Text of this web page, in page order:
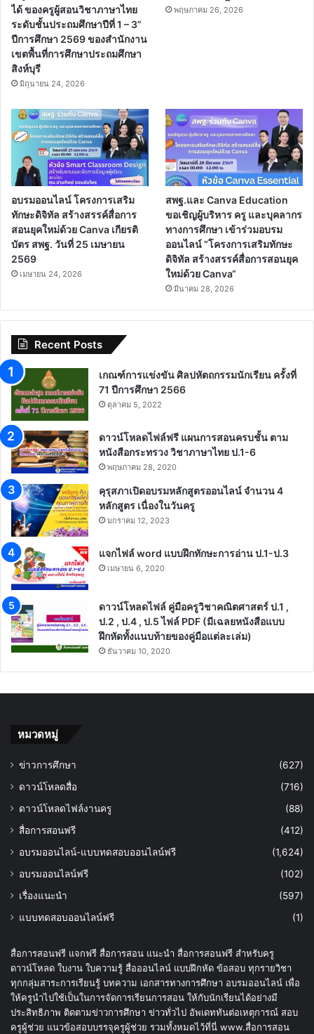
ได้ ของครูผู้สอนวิชาภาษาไทย
ระดับชั้นประถมศึกษาปีที่ 1 – 3”
ปีการศึกษา 2569 ของสำนักงาน
เขตพื้นที่การศึกษาประถมศึกษา
สิงห์บุรี
มิถุนายน 24, 2026
พฤษภาคม 26, 2026
อบรมออนไลน์ โครงการเสริม
ทักษะดิจิทัล สร้างสรรค์สื่อการ
สอนยุคใหม่ด้วย Canva เกียรติ
บัตร สพฐ. วันที่ 25 เมษายน
2569
เมษายน 24, 2026
สพฐ.และ Canva Education
ขอเชิญผู้บริหาร ครู และบุคลากร
ทางการศึกษา เข้าร่วมอบรม
ออนไลน์ “โครงการเสริมทักษะ
ดิจิทัล สร้างสรรค์สื่อการสอนยุค
ใหม่ด้วย Canva“
มีนาคม 28, 2026
Recent Posts
เกณฑ์การแข่งขัน ศิลปหัตถกรรมนักเรียน ครั้งที่
71 ปีการศึกษา 2566
ตุลาคม 5, 2022
ดาวน์โหลดไฟล์ฟรี แผนการสอนครบชั้น ตาม
หนังสือกระทรวง วิชาภาษาไทย ป.1-6
พฤษภาคม 28, 2020
คุรุสภาเปิดอบรมหลักสูตรออนไลน์ จำนวน 4
หลักสูตร เนื่องในวันครู
มกราคม 12, 2023
แจกไฟล์ word แบบฝึกทักษะการอ่าน ป.1-ป.3
เมษายน 6, 2020
ดาวน์โหลดไฟล์ คู่มือครูวิชาคณิตศาสตร์ ป.1 ,
ป.2 , ป.4 , ป.5 ไฟล์ PDF (มีเฉลยหนังสือแบบ
ฝึกหัดทั้งแนบท้ายของคู่มือแต่ละเล่ม)
ธันวาคม 10, 2020
หมวดหมู่
ข่าวการศึกษา
(627)
ดาวน์โหลดสื่อ
(716)
ดาวน์โหลดไฟล์งานครู
(88)
สื่อการสอนฟรี
(412)
อบรมออนไลน์-แบบทดสอบออนไลน์ฟรี
(1,624)
อบรมออนไลน์ฟรี
(102)
เรื่องแนะนำ
(597)
แบบทดสอบออนไลน์ฟรี
(1)
สื่อการสอนฟรี แจกฟรี สื่อการสอน แนะนำ สื่อการสอนฟรี สำหรับครู
ดาวน์โหลด ใบงาน ใบความรู้ สื่อออนไลน์ แบบฝึกหัด ข้อสอบ ทุกรายวิชา
ทุกกลุ่มสาระการเรียนรู้ บทความ เอกสารทางการศึกษา อบรมออนไลน์ เพื่อ
ให้ครูนำไปใช้เป็นในการจัดการเรียนการสอน ให้กับนักเรียนได้อย่างมี
ประสิทธิภาพ ติดตามข่าวการศึกษา ข่าวทั่วไป อัพเดททันต่อเหตุการณ์ สอบ
ครูผู้ช่วย แนวข้อสอบบรรจุครูผู้ช่วย รวมทั้งหมดไว้ที่นี่ www.สื่อการสอน